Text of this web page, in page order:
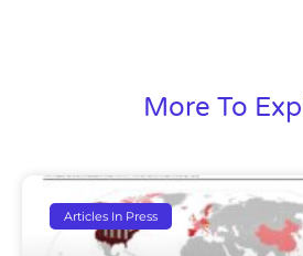
More To
Articles In Press